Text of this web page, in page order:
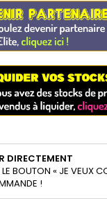
DIRECTEMENT
BOUTON « JE VEUX
!